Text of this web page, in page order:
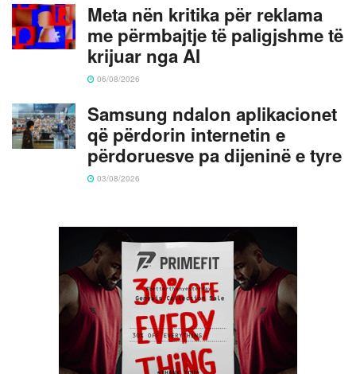
Meta nën kritika për reklama
me përmbajtje të paligjshme të
krijuar nga AI
06/08/2026
Samsung ndalon aplikacionet
që përdorin internetin e
përdoruesve pa dijeninë e tyre
03/08/2026